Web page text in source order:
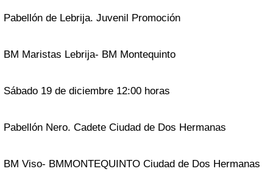
Pabellón de Lebrija. Juvenil Promoción
BM Maristas Lebrija- BM Montequinto
Sábado 19 de diciembre 12:00 horas
Pabellón Nero. Cadete Ciudad de Dos Hermanas
BM Viso- BMMONTEQUINTO Ciudad de Dos Hermanas